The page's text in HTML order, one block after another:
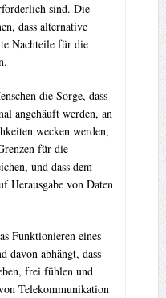
sind. Die
dass alternative
Nachteile für die
die Sorge, dass
angehäuft werden, an
wecken werden,
für die
und dass dem
Herausgabe von Daten
Funktionieren eines
davon abhängt, dass
frei fühlen und
Telekommunikation